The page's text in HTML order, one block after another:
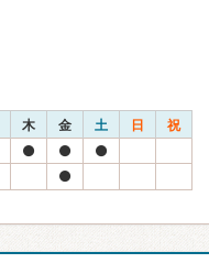
木 金 土 日 祝